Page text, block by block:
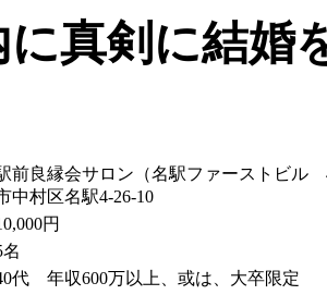
に真剣に結婚
前良縁会サロン（名駅ファーストビル
中村区名駅4-26-10
円
名
代 年収600万以上、或は、大卒限定